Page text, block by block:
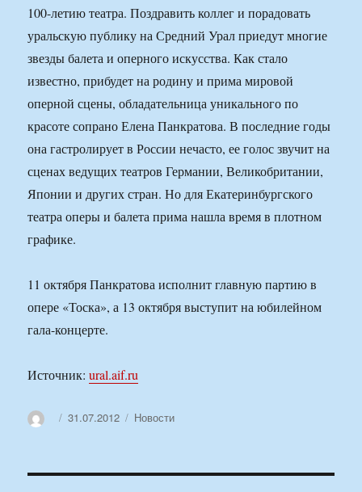
100-летию театра. Поздравить коллег и порадовать
уральскую публику на Средний Урал приедут многие
звезды балета и оперного искусства. Как стало
известно, прибудет на родину и прима мировой
оперной сцены, обладательница уникального по
красоте сопрано Елена Панкратова. В последние годы
она гастролирует в России нечасто, ее голос звучит на
сценах ведущих театров Германии, Великобритании,
Японии и других стран. Но для Екатеринбургского
театра оперы и балета прима нашла время в плотном
графике.
11 октября Панкратова исполнит главную партию в
опере «Тоска», а 13 октября выступит на юбилейном
гала-концерте.
Источник:ural.aif.ru
АвторОпубликовано
31.07.2012 Рубрики
Новости